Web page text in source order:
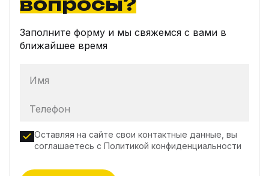
Заполните форму и мы свяжемся с вами в
ближайшее время
Имя
Телефон
Оставляя на сайте свои контактные данные, вы
соглашаетесь с Политикой конфиденциальности